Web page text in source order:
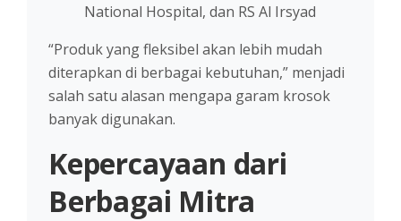
National Hospital, dan RS Al Irsyad
“Produk yang fleksibel akan lebih mudah
diterapkan di berbagai kebutuhan,” menjadi
salah satu alasan mengapa garam krosok
banyak digunakan.
Kepercayaan dari
Berbagai Mitra